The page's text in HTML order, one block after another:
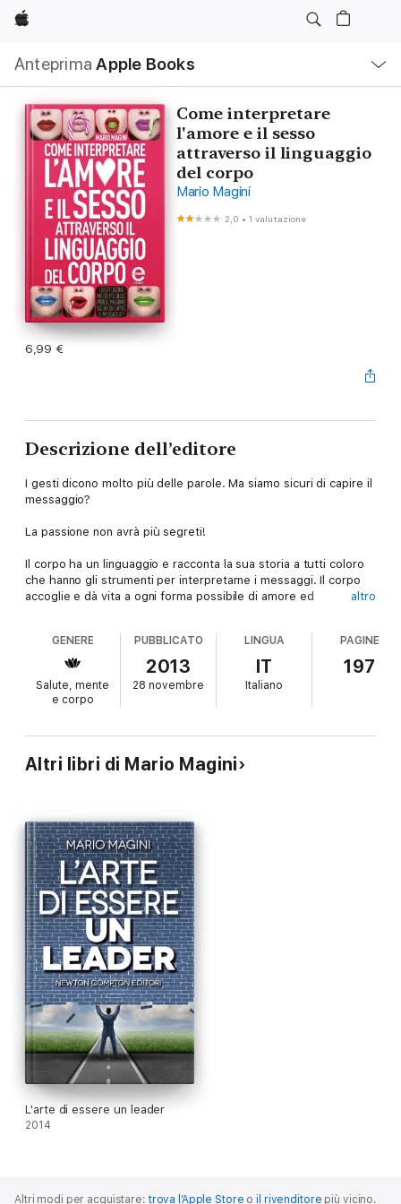
Apple
Anteprima Apple Books
locale
Apri
Menu
Come interpretare
l'amore e il sesso
attraverso il linguaggio
del corpo
Mario Magini
2,0 •1 valutazione
6,99 €
Descrizione dell’editore
I gesti dicono molto più delle parole. Ma siamo sicuri di capire il
messaggio?
La passione non avrà più segreti!
Il corpo ha un linguaggio e racconta la sua storia a tutti coloro
che hanno gli strumenti per interpretarne i messaggi. Il corpo
accoglie e dà vita a ogni forma possibile di amore ed
sentimenti e quelli di chi ci sta intorno? L’edonismo del sesso e
il desiderio di unione creano, attraverso il linguaggio, il sistema
di relazioni dove carnalità e attrazione scrivono la storia intima
di tutti noi, tutti i giorni. Ma come imparare a riconoscere le
relazioni difficili e patologiche da cui prendere le distanze?
l’autonomia espressiva del proprio corpo e a decifrare i tanti
messaggi che ci trasmette nella magia dell’incontro. Amore e
Mario Magini
è laureato in Psicologia, svolge la professione di
psicoterapeuta e psicosessuologo. Ha collaborato con
l’università la Sapienza; è visiting professor presso università
straniere e collabora con istituti ed enti nell’ambito della
psicologia clinica e della formazione in ambito psicoterapeutico.
Vive e lavora a Roma.
altro
GENERE
Salute, mente
e corpo
PUBBLICATO
2013
28 novembre
LINGUA
IT
Italiano
PAGINE
197
Altri libri di Mario Magini
L'arte di essere un leader
2014
Altri modi per acquistare:trova l’Apple Store oil rivenditore più vicino.